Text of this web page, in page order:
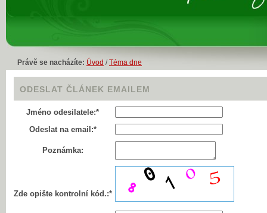
Právě se nacházíte: Úvod /Téma dne
ODESLAT ČLÁNEK EMAILEM
Jméno odesilatele:*
Odeslat na email:*
Poznámka:
Zde opište kontrolní kód.:*